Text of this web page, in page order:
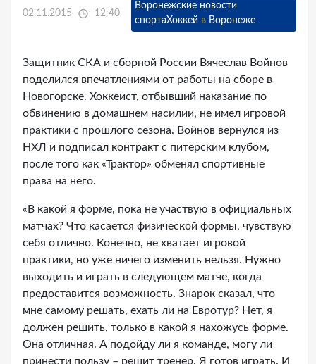
02.11.2015 12:40
Воронежские новости
спортаХоккей в Воронеже
Защитник СКА и сборной России Вячеслав Войнов
поделился впечатлениями от работы на сборе в
Новогорске. Хоккеист, отбывший наказание по
обвинению в домашнем насилии, не имел игровой
практики с прошлого сезона. Войнов вернулся из
НХЛ и подписал контракт с питерским клубом,
после того как «Трактор» обменял спортивные
права на него.
«В какой я форме, пока не участвую в официальных
матчах? Что касается физической формы, чувствую
себя отлично. Конечно, не хватает игровой
практики, но уже ничего изменить нельзя. Нужно
выходить и играть в следующем матче, когда
предоставится возможность. Знарок сказал, что
мне самому решать, ехать ли на Евротур? Нет, я
должен решить, только в какой я нахожусь форме.
Она отличная. А подойду ли я команде, могу ли
принести пользу – решит тренер. Я готов играть. И